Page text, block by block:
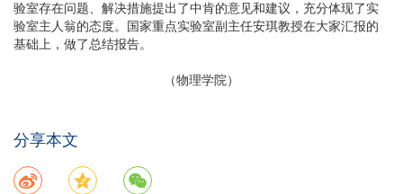
验室存在问题、解决措施提出了中肯的意见和建议，充分体现了实
验室主人翁的态度。国家重点实验室副主任安琪教授在大家汇报的
基础上，做了总结报告。
（物理学院）
分享本文